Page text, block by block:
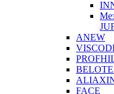
ANEW
FACE